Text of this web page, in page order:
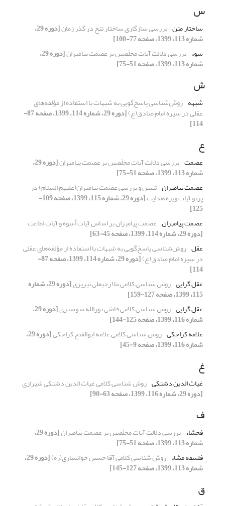
س
ساختار متن بررسی سازگاری ساختار تنخ در گذر زمان [دوره 29،
شماره 113، 1399، صفحه 77-100]
سوء بررسی دلالت آیات مخلَصین بر عصمت پیامبران [دوره 29،
شماره 113، 1399، صفحه 51-75]
ش
شبهه روش‌شناسی پاسخ‌گویی به شبهات با استفاده از مؤلفه‌های
عقلی در سیره امام صادق(ع) [دوره 29، شماره 114، 1399، صفحه 87-
114]
ع
عصمت بررسی دلالت آیات مخلَصین بر عصمت پیامبران [دوره 29،
شماره 113، 1399، صفحه 51-75]
عصمت پیامبران تبیین و بررسی عصمت پیامبران(علیهم السلام) در
پرتو آیات ویژه هدایت [دوره 29، شماره 115، 1399، صفحه 109-
125]
عصمتِ پیامبران عصمت پیامبران بر اساس آیات أسوه و آیات اطاعت
[دوره 29، شماره 114، 1399، صفحه 45-63]
عقل روش‌شناسی پاسخ‌گویی به شبهات با استفاده از مؤلفه‌های عقلی
در سیره امام صادق(ع) [دوره 29، شماره 114، 1399، صفحه 87-
114]
عقل گرایی روش شناسی کلامی ملا رجبعلی تبریزی [دوره 29، شماره
115، 1399، صفحه 127-159]
عقل گرایی روش شناسی کلامی قاضی نورالله شوشتری [دوره 29،
شماره 116، 1399، صفحه 125-144]
علامه کراجکی روش شناسی کلامی علامه ابوالفتح کراجکی [دوره 29،
شماره 116، 1399، صفحه 9-45]
غ
غیاث الدین دشتکی روش شناسی کلامی غیاث الدین دشتکی شیرازی
[دوره 29، شماره 116، 1399، صفحه 63-90]
ف
فحشاء بررسی دلالت آیات مخلَصین بر عصمت پیامبران [دوره 29،
شماره 113، 1399، صفحه 51-75]
فلسفه مشاء روش شناسی کلامی آقا حسین خوانساری(ره) [دوره 29،
شماره 113، 1399، صفحه 127-145]
ق